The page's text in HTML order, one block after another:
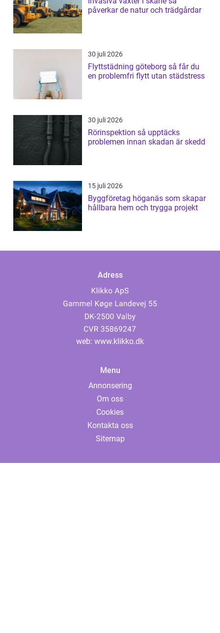
påverkar de natur och trädgårdar
30 juli 2026
Flyttstädning göteborg så får du
en problemfri flytt utan städstress
30 juli 2026
Rörinspektion så upptäcks
problemen innan skadan är skedd
15 juli 2026
Byggföretag höganäs som skapar
hållbara hem och trygga projekt
Adress
web: www.klikko.dk
Menu
Annonsering
Om oss
Cookies
Kontakta oss
Sitemap